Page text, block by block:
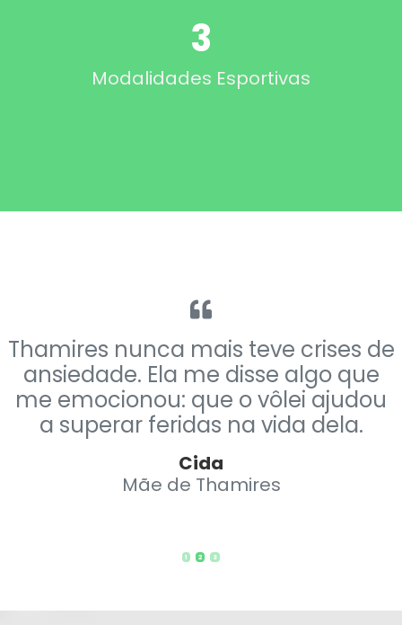
3
Modalidades Esportivas
1 2 3
Thamires nunca mais teve crises de
ansiedade. Ela me disse algo que
me emocionou: que o vôlei ajudou
a superar feridas na vida dela.
Cida
Mãe de Thamires